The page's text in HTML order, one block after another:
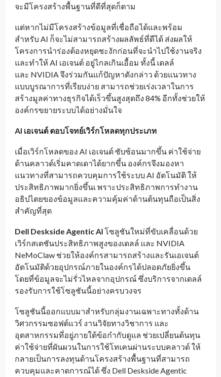
จะมีโครงสร้างพื้นฐานที่ดีที่สุดก็ตาม
แต่หากไม่มีโครงสร้างข้อมูลที่เชื่อถือได้และพร้อม
สำหรับ AI ก็จะไม่สามารถสร้างผลลัพธ์ที่ดีได้ ส่งผลให้
โครงการนำร่องต้องหยุดชะงักก่อนที่จะนำไปใช้งานจริง
และทำให้ AI เอเจนต์ อยู่ไกลเกินเอื้อม ทั้งนี้ เดลล์
และ NVIDIA จึงร่วมกันแก้ปัญหาดังกล่าว ด้วยแนวทาง
แบบบูรณาการที่เรียบง่าย สามารถช่วยเร่งเวลาในการ
สร้างมูลค่าทางธุรกิจได้เร็วขึ้นสูงสุดถึง 84% อีกทั้งช่วยให้
องค์กรขยายระบบได้อย่างมั่นใจ
AI เอเจนต์ ตอบโจทย์เวิร์กโหลดทุกประเภท
เมื่อเวิร์กโหลดของ AI เอเจนต์ ซับซ้อนมากขึ้น ค่าใช้จ่าย
ด้านคลาวด์เริ่มคาดเดาได้ยากขึ้น องค์กรจึงมองหา
แนวทางที่สามารถควบคุมการใช้ระบบ AI อัตโนมัติ ให้
ประสิทธิภาพมากยิ่งขึ้นเ พราะประสิทธิภาพการทำงาน
อธิปไตยของข้อมูลและความคุ้มค่าด้านต้นทุนถือเป็นสิ่ง
สำคัญที่สุด
Dell Deskside Agentic AI โซลูชันใหม่ที่ขับเคลื่อนด้วย
เวิร์กสเตชันประสิทธิภาพสูงของเดลล์ และ NVIDIA
NeMoClaw ช่วยให้องค์กรสามารถสร้างและรันเอเจนต์
อัตโนมัติด้วยอุปกรณ์ภายในองค์กรได้ปลอดภัยยิ่งขึ้น
โดยที่ข้อมูลจะไม่รั่วไหลจากอุปกรณ์ ซึ่งบริการจากเดลล์
รองรับการใช้โซลูชันนี้อย่างครบวงจร
โซลูชันนี้ออกแบบมาสำหรับกลุ่มงานเฉพาะทางทั้งด้าน
วิศวกรรมซอฟต์แวร์ งานวิจัยทางวิชาการ และ
อุตสาหกรรมที่อยู่ภายใต้ข้อกำกับดูแล ช่วยเปลี่ยนต้นทุน
ค่าใช้จ่ายที่ผันผวนในการใช้โทเคนผ่านระบบคลาวด์ ให้
กลายเป็นการลงทุนด้านโครงสร้างพื้นฐานที่สามารถ
ควบคุมและคาดการณ์ได้ ซึ่ง Dell Deskside Agentic